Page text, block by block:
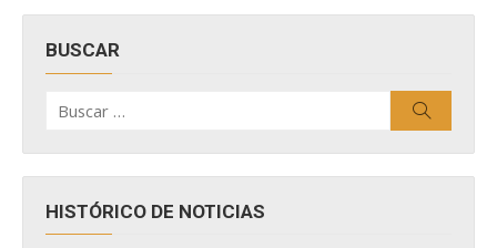
BUSCAR
por:
HISTÓRICO DE NOTICIAS